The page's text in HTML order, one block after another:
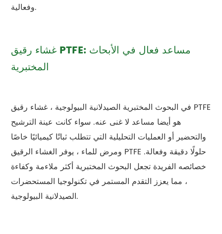
وفعالية.
غشاء رقيق PTFE: مساعد فعال في الأبحاث
المختبرية
في البحوث المختبرية الصيدلانية البيولوجية ، غشاء رقيق PTFE
هو أيضا مساعد لا غنى عنه. سواء كانت عينة الترشيح
والتحضير أو العمليات التحليلية التي تتطلب ثباتًا كيميائيًا خاصًا
ومرض للماء ، يوفر الغشاء الرقيق PTFE حلولًا دقيقة وفعالة.
خصائصه الفريدة تجعل البحوث المختبرية أكثر ملاءمة وكفاءة
، مما يعزز التقدم المستمر في تكنولوجيا المستحضرات
الصيدلانية البيولوجية.